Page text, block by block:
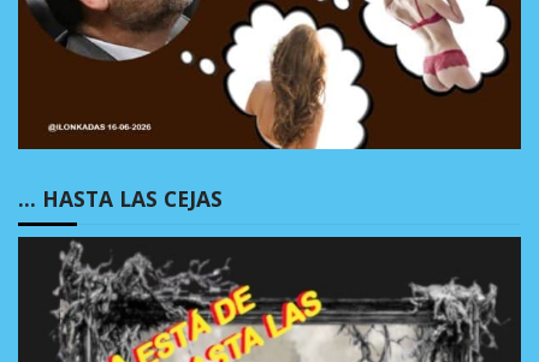
… HASTA LAS CEJAS